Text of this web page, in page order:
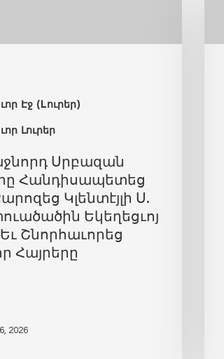
Էջ (Lուրեր)
Լուրեր
Սրբազան
Հանդիսապետեց
Կլենտէյլի Ս.
Եկեղեցւոյ
Շնորհաւորեց
Հայրերը
2026